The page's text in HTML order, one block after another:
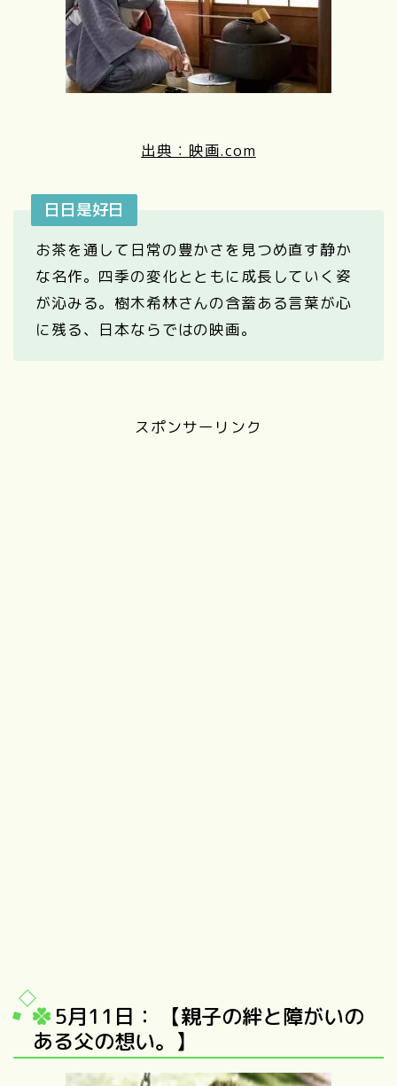
出典：映画.com
日日是好日
お茶を通して日常の豊かさを見つめ直す静か
な名作。四季の変化とともに成長していく姿
が沁みる。樹木希林さんの含蓄ある言葉が心
に残る、日本ならではの映画。
スポンサーリンク
5月11日： 【親子の絆と障がいの
ある父の想い。】